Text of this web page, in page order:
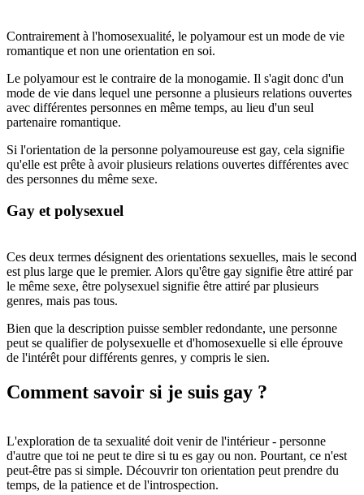
Contrairement à l'homosexualité, le polyamour est un mode de vie
romantique et non une orientation en soi.
Le polyamour est le contraire de la monogamie. Il s'agit donc d'un
mode de vie dans lequel une personne a plusieurs relations ouvertes
avec différentes personnes en même temps, au lieu d'un seul
partenaire romantique.
Si l'orientation de la personne polyamoureuse est gay, cela signifie
qu'elle est prête à avoir plusieurs relations ouvertes différentes avec
des personnes du même sexe.
Gay et polysexuel
Ces deux termes désignent des orientations sexuelles, mais le second
est plus large que le premier. Alors qu'être gay signifie être attiré par
le même sexe, être polysexuel signifie être attiré par plusieurs
genres, mais pas tous.
Bien que la description puisse sembler redondante, une personne
peut se qualifier de polysexuelle et d'homosexuelle si elle éprouve
de l'intérêt pour différents genres, y compris le sien.
Comment savoir si je suis gay ?
L'exploration de ta sexualité doit venir de l'intérieur - personne
d'autre que toi ne peut te dire si tu es gay ou non. Pourtant, ce n'est
peut-être pas si simple. Découvrir ton orientation peut prendre du
temps, de la patience et de l'introspection.